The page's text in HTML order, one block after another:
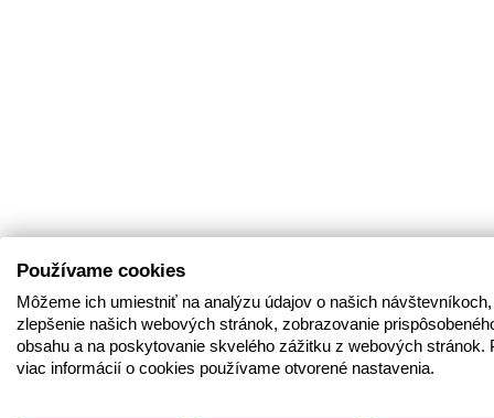
Používame cookies
Môžeme ich umiestniť na analýzu údajov o našich
zlepšenie našich webových stránok, zobrazovanie
obsahu a na poskytovanie skvelého zážitku z webových stránok.
viac informácií o cookies používame otvorené nastavenia.